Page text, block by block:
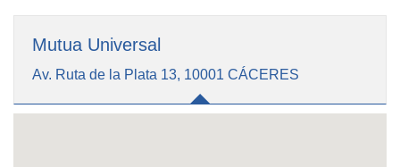
Mutua Universal
Av. Ruta de la Plata 13, 10001 CÁCERES